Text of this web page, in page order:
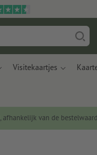
Visitekaartjes
, afhankelijk van de